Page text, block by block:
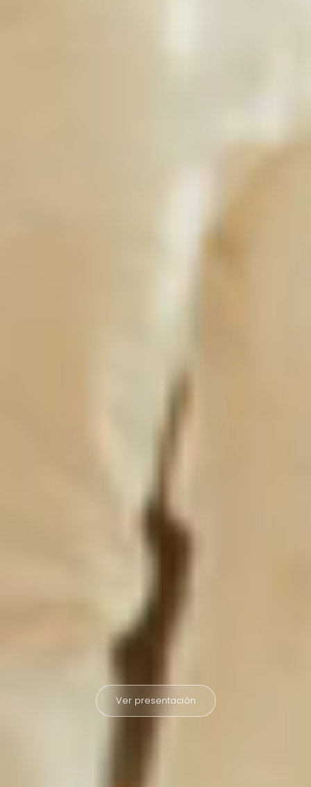
Ver presentación